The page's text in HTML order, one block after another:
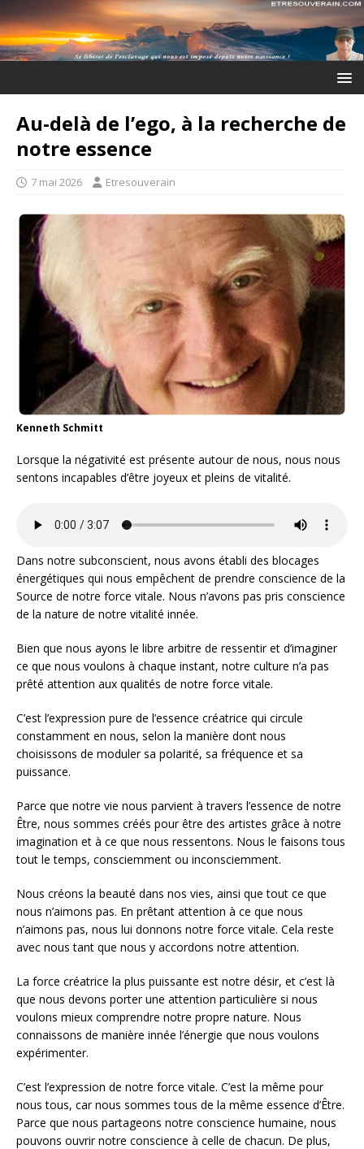
Au-delà de l’ego, à la recherche de
notre essence
7 mai 2026 Etresouverain
Kenneth Schmitt
Lorsque la négativité est présente autour de nous, nous nous
sentons incapables d’être joyeux et pleins de vitalité.
Dans notre subconscient, nous avons établi des blocages
énergétiques qui nous empêchent de prendre conscience de la
Source de notre force vitale. Nous n’avons pas pris conscience
de la nature de notre vitalité innée.
Bien que nous ayons le libre arbitre de ressentir et d’imaginer
ce que nous voulons à chaque instant, notre culture n’a pas
prêté attention aux qualités de notre force vitale.
C’est l’expression pure de l’essence créatrice qui circule
constamment en nous, selon la manière dont nous
choisissons de moduler sa polarité, sa fréquence et sa
puissance.
Parce que notre vie nous parvient à travers l’essence de notre
Être, nous sommes créés pour être des artistes grâce à notre
imagination et à ce que nous ressentons. Nous le faisons tous
tout le temps, consciemment ou inconsciemment.
Nous créons la beauté dans nos vies, ainsi que tout ce que
nous n’aimons pas. En prêtant attention à ce que nous
n’aimons pas, nous lui donnons notre force vitale. Cela reste
avec nous tant que nous y accordons notre attention.
La force créatrice la plus puissante est notre désir, et c’est là
que nous devons porter une attention particulière si nous
voulons mieux comprendre notre propre nature. Nous
connaissons de manière innée l’énergie que nous voulons
expérimenter.
C’est l’expression de notre force vitale. C’est la même pour
nous tous, car nous sommes tous de la même essence d’Être.
Parce que nous partageons notre conscience humaine, nous
pouvons ouvrir notre conscience à celle de chacun. De plus,